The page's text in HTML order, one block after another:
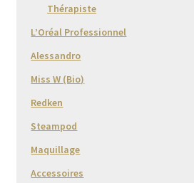
Thérapiste
L’Oréal Professionnel
Alessandro
Miss W (Bio)
Redken
Steampod
Maquillage
Accessoires